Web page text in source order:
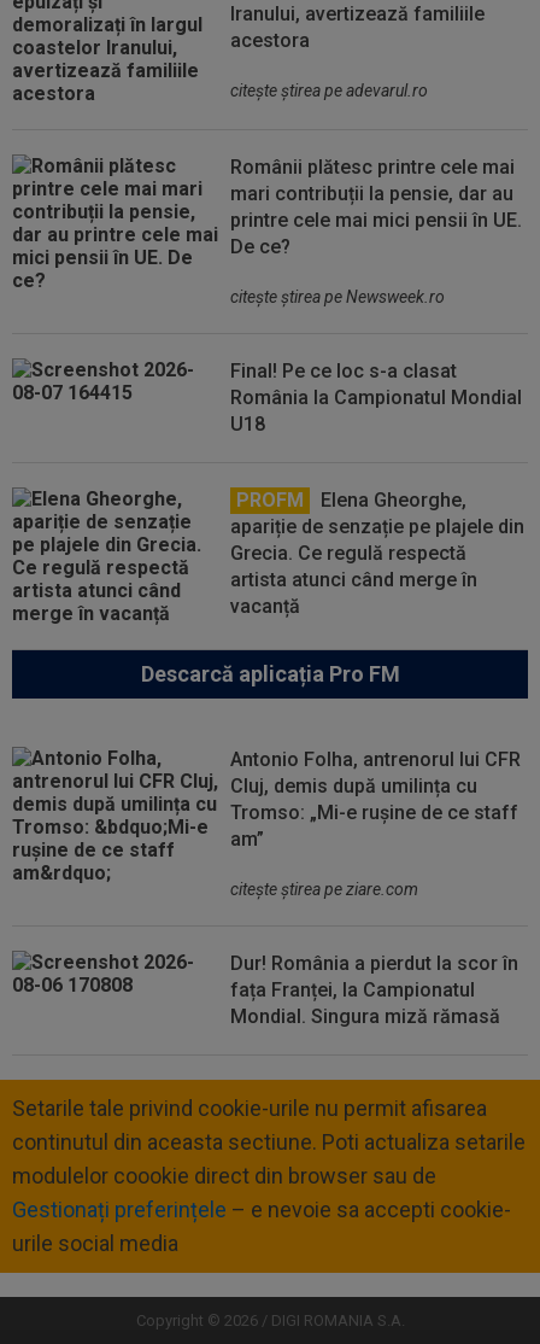
Iranului, avertizează familiile
acestora
citeşte ştirea pe adevarul.ro
Românii plătesc printre cele mai
mari contribuții la pensie, dar au
printre cele mai mici pensii în UE.
De ce?
citeşte ştirea pe Newsweek.ro
Final! Pe ce loc s-a clasat
România la Campionatul Mondial
U18
PROFM
Elena Gheorghe,
apariție de senzație pe plajele din
Grecia. Ce regulă respectă
artista atunci când merge în
vacanță
Descarcă aplicația Pro FM
Antonio Folha, antrenorul lui CFR
Cluj, demis după umilința cu
Tromso: „Mi-e rușine de ce staff
am”
citeşte ştirea pe ziare.com
Dur! România a pierdut la scor în
fața Franței, la Campionatul
Mondial. Singura miză rămasă
Setarile tale privind cookie-urile nu permit afisarea
continutul din aceasta sectiune. Poti actualiza setarile
modulelor coookie direct din browser sau de
Gestionați preferințele – e nevoie sa accepti cookie-
urile social media
Copyright © 2026 / DIGI ROMANIA S.A.